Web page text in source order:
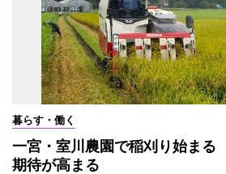
暮らす・働く
一宮・室川農園で稲刈り始ま
期待が高まる